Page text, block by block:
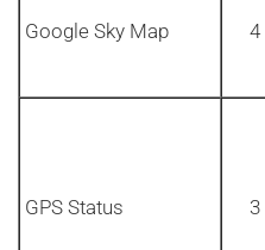
Google Sky Map 4
GPS Status 3